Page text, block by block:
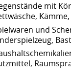
mit
und